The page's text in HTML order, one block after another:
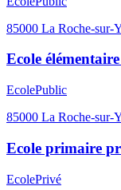
85000 La Roche-sur-
Ecole
EcolePublic
85000 La Roche-sur-
Ecole primaire
EcolePrivé